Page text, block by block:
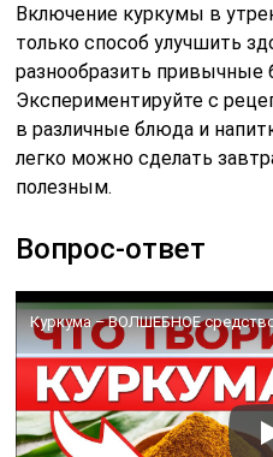
Включение куркумы в
только способ улучшить
разнообразить привычные
Экспериментируйте с
в различные блюда и
легко можно сделать
полезным.
Вопрос-ответ